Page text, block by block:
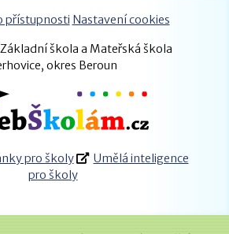
přístupnosti Nastavení cookies
škola a Mateřská škola
okres Beroun
pro školy
Umělá inteligence
pro školy